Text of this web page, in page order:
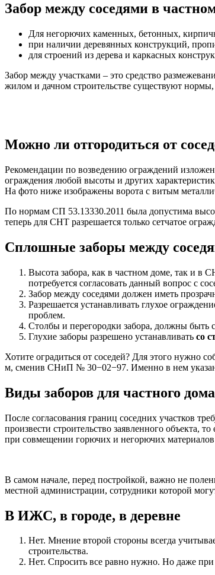
Забор между соседями в
Для негорючих каменных, бетонных,
при наличии деревянных конструкций,
для строений из дерева и каркасных
Забор между участками – это средство
жилом и дачном строительстве существуют
Можно ли отгородиться от
Рекомендации по возведению ограждений
ограждения любой высоты и других
На фото ниже изображены ворота с витым
По нормам СП 53.13330.2011 была допустима
теперь для СНТ разрешается только сетчатое
Сплошные заборы между
Высота забора, как в частном доме, так и в
потребуется согласовать данный вопрос с
Забор между соседями должен иметь
Разрешается устанавливать глухое
проблем.
Столбы и перегородки забора, должны быть
Глухие заборы разрешено устанавливать со
Хотите оградиться от соседей? Для этого
м, сменив СНиП № 30−02−97. Именно в нем
Виды заборов для частного дома
После согласования границ соседних участков
произвести строительство заявленного объекта,
при совмещении горючих и негорючих
В самом начале, перед постройкой, важно не
местной администрации, сотрудники которой
В ИЖС, в городе, в деревне
Нет. Мнение второй стороны всегда
строительства.
Нет. Спросить все равно нужно. Но даже при